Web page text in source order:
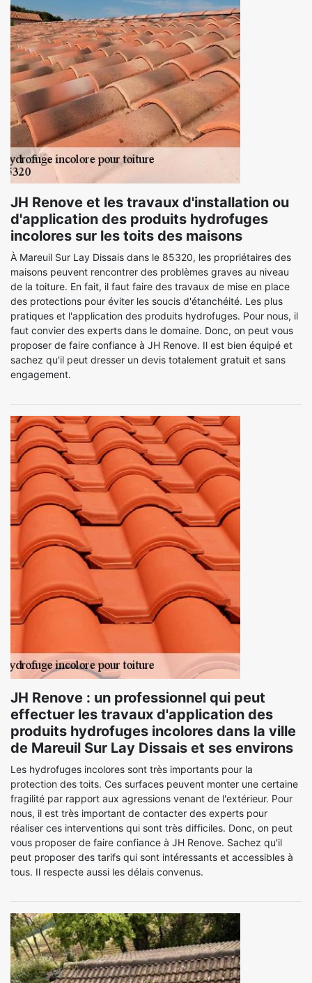
JH Renove et les travaux d'installation ou
d'application des produits hydrofuges
incolores sur les toits des maisons
À Mareuil Sur Lay Dissais dans le 85320, les propriétaires des
maisons peuvent rencontrer des problèmes graves au niveau
de la toiture. En fait, il faut faire des travaux de mise en place
des protections pour éviter les soucis d'étanchéité. Les plus
pratiques et l'application des produits hydrofuges. Pour nous, il
faut convier des experts dans le domaine. Donc, on peut vous
proposer de faire confiance à JH Renove. Il est bien équipé et
sachez qu'il peut dresser un devis totalement gratuit et sans
engagement.
JH Renove : un professionnel qui peut
effectuer les travaux d'application des
produits hydrofuges incolores dans la ville
de Mareuil Sur Lay Dissais et ses environs
Les hydrofuges incolores sont très importants pour la
protection des toits. Ces surfaces peuvent monter une certaine
fragilité par rapport aux agressions venant de l'extérieur. Pour
nous, il est très important de contacter des experts pour
réaliser ces interventions qui sont très difficiles. Donc, on peut
vous proposer de faire confiance à JH Renove. Sachez qu'il
peut proposer des tarifs qui sont intéressants et accessibles à
tous. Il respecte aussi les délais convenus.